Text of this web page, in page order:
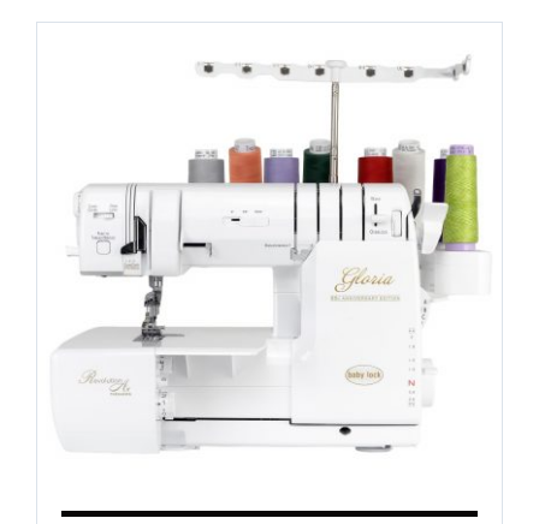
IN DEN WARENKORB